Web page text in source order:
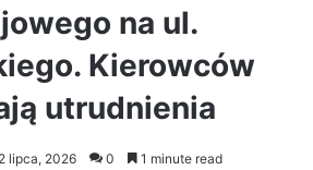
na ul.
Kierowców
utrudnienia
2 lipca, 2026 0 1 minute read